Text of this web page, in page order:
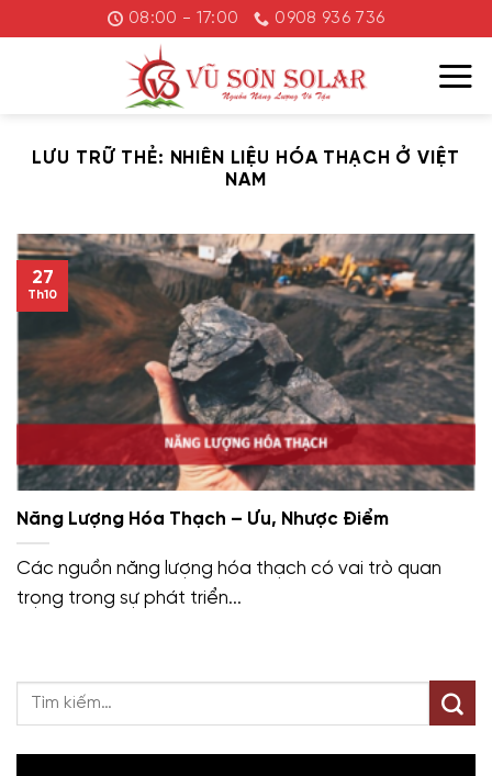
đến
08:00 - 17:00 0908 936 736
LƯU TRỮ THẺ: NHIÊN LIỆU HÓA THẠCH Ở VIỆT
NAM
Năng Lượng Hóa Thạch – Ưu, Nhược Điểm
Các nguồn năng lượng hóa thạch có vai trò quan
trọng trong sự phát triển...
27
Th10